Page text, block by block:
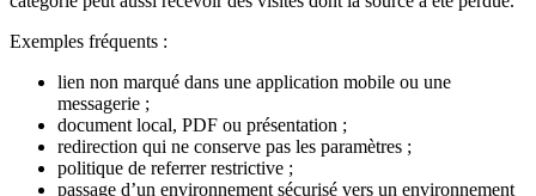
Exemples fréquents :
lien non marqué dans une application mobile ou une
messagerie ;
document local, PDF ou présentation ;
redirection qui ne conserve pas les paramètres ;
politique de referrer restrictive ;
passage d’un environnement sécurisé vers un environnement